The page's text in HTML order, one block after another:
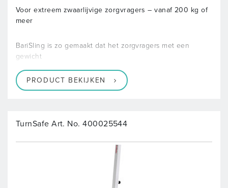
Voor extreem zwaarlijvige zorgvragers – vanaf 200 kg of
meer
BariSling is zo gemaakt dat het zorgvragers met een
gewicht
PRODUCT BEKIJKEN
TurnSafe Art. No. 400025544